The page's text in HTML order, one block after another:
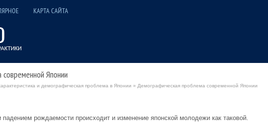
КАРТА САЙТА
Японии
и демографическая проблема в Японии » Демографическая проблема современной Японии
рождаемости происходит и изменение японской молодежи как таковой.